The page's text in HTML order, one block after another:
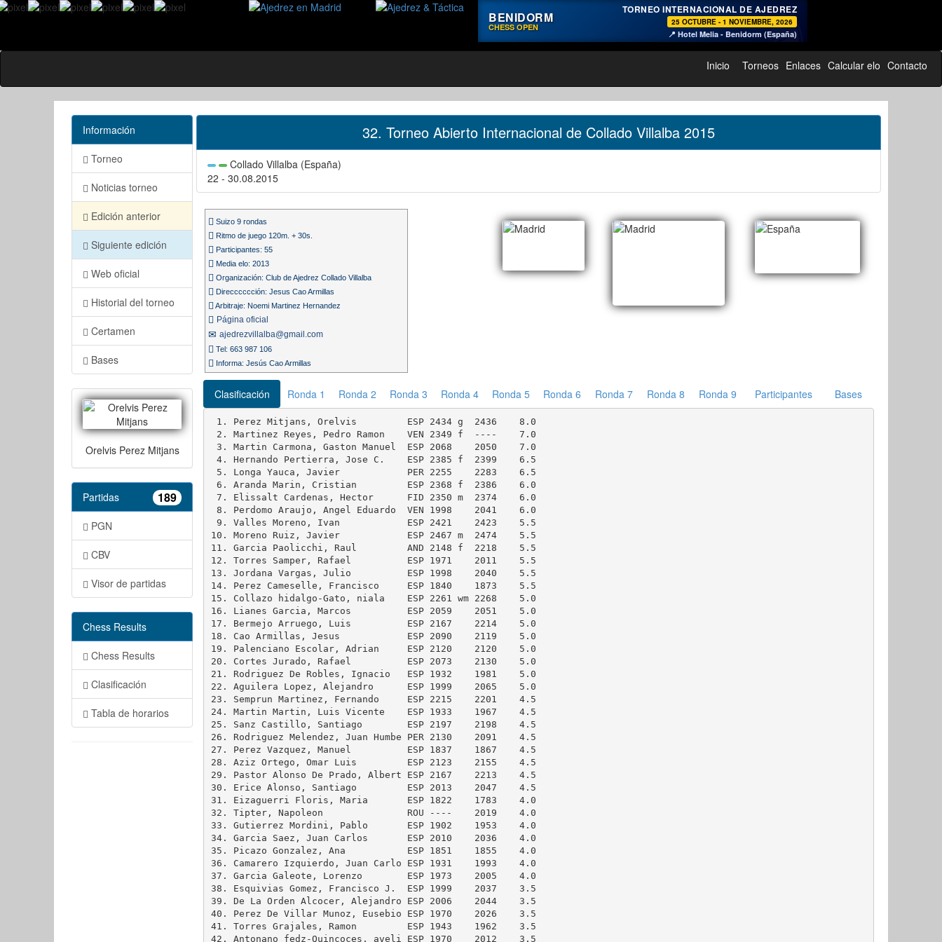
♞
BENIDORM
CHESS OPEN
TORNEO INTERNACIONAL DE AJEDREZ
25 OCTUBRE - 1 NOVIEMBRE, 2026
📍 Hotel Melia - Benidorm (España)
Inicio Torneos Enlaces Calcular elo Contacto
Información
Torneo
Noticias torneo
Edición anterior
Siguiente edición
Web oficial
Historial del torneo
Certamen
Bases
Orelvis Perez Mitjans
Partidas 189
PGN
CBV
Visor de partidas
Chess Results
Chess Results
Clasificación
Tabla de horarios
32. Torneo Abierto Internacional de Collado Villalba 2015
Collado Villalba (España)
22 - 30.08.2015
Suizo 9 rondas
Ritmo de juego 120m. + 30s.
Participantes: 55
Media elo: 2013
Organización: Club de Ajedrez Collado Villalba
Direcccccción: Jesus Cao Armillas
Arbitraje: Noemi Martinez Hernandez
Página oficial
ajedrezvillalba@gmail.com
Tel: 663 987 106
Informa: Jesús Cao Armillas
Clasificación Ronda 1 Ronda 2 Ronda 3 Ronda 4 Ronda 5 Ronda 6 Ronda 7 Ronda 8 Ronda 9 Participantes Bases
1. Perez Mitjans, Orelvis         ESP 2434 g  2436    8.0
2. Martinez Reyes, Pedro Ramon    VEN 2349 f  ----    7.0
3. Martin Carmona, Gaston Manuel  ESP 2068    2050    7.0
4. Hernando Pertierra, Jose C.    ESP 2385 f  2399    6.5
5. Longa Yauca, Javier            PER 2255    2283    6.5
6. Aranda Marin, Cristian         ESP 2368 f  2386    6.0
7. Elissalt Cardenas, Hector      FID 2350 m  2374    6.0
8. Perdomo Araujo, Angel Eduardo  VEN 1998    2041    6.0
9. Valles Moreno, Ivan            ESP 2421    2423    5.5
10. Moreno Ruiz, Javier            ESP 2467 m  2474    5.5
11. Garcia Paolicchi, Raul         AND 2148 f  2218    5.5
12. Torres Samper, Rafael          ESP 1971    2011    5.5
13. Jordana Vargas, Julio          ESP 1998    2040    5.5
14. Perez Cameselle, Francisco     ESP 1840    1873    5.5
15. Collazo hidalgo-Gato, niala    ESP 2261 wm 2268    5.0
16. Lianes Garcia, Marcos          ESP 2059    2051    5.0
17. Bermejo Arruego, Luis          ESP 2167    2214    5.0
18. Cao Armillas, Jesus            ESP 2090    2119    5.0
19. Palenciano Escolar, Adrian     ESP 2120    2120    5.0
20. Cortes Jurado, Rafael          ESP 2073    2130    5.0
21. Rodriguez De Robles, Ignacio   ESP 1932    1981    5.0
22. Aguilera Lopez, Alejandro      ESP 1999    2065    5.0
23. Semprun Martinez, Fernando     ESP 2215    2201    4.5
24. Martin Martin, Luis Vicente    ESP 1933    1967    4.5
25. Sanz Castillo, Santiago        ESP 2197    2198    4.5
26. Rodriguez Melendez, Juan Humbe PER 2130    2091    4.5
27. Perez Vazquez, Manuel          ESP 1837    1867    4.5
28. Aziz Ortego, Omar Luis         ESP 2123    2155    4.5
29. Pastor Alonso De Prado, Albert ESP 2167    2213    4.5
30. Erice Alonso, Santiago         ESP 2013    2047    4.5
31. Eizaguerri Floris, Maria       ESP 1822    1783    4.0
32. Tipter, Napoleon               ROU ----    2019    4.0
33. Gutierrez Mordini, Pablo       ESP 1902    1953    4.0
34. Garcia Saez, Juan Carlos       ESP 2010    2036    4.0
35. Picazo Gonzalez, Ana           ESP 1851    1855    4.0
36. Camarero Izquierdo, Juan Carlo ESP 1931    1993    4.0
37. Garcia Galeote, Lorenzo        ESP 1973    2005    4.0
38. Esquivias Gomez, Francisco J.  ESP 1999    2037    3.5
39. De La Orden Alcocer, Alejandro ESP 2006    2044    3.5
40. Perez De Villar Munoz, Eusebio ESP 1970    2026    3.5
41. Torres Grajales, Ramon         ESP 1943    1962    3.5
42. Antonano fedz-Quincoces, aveli ESP 1970    2012    3.5